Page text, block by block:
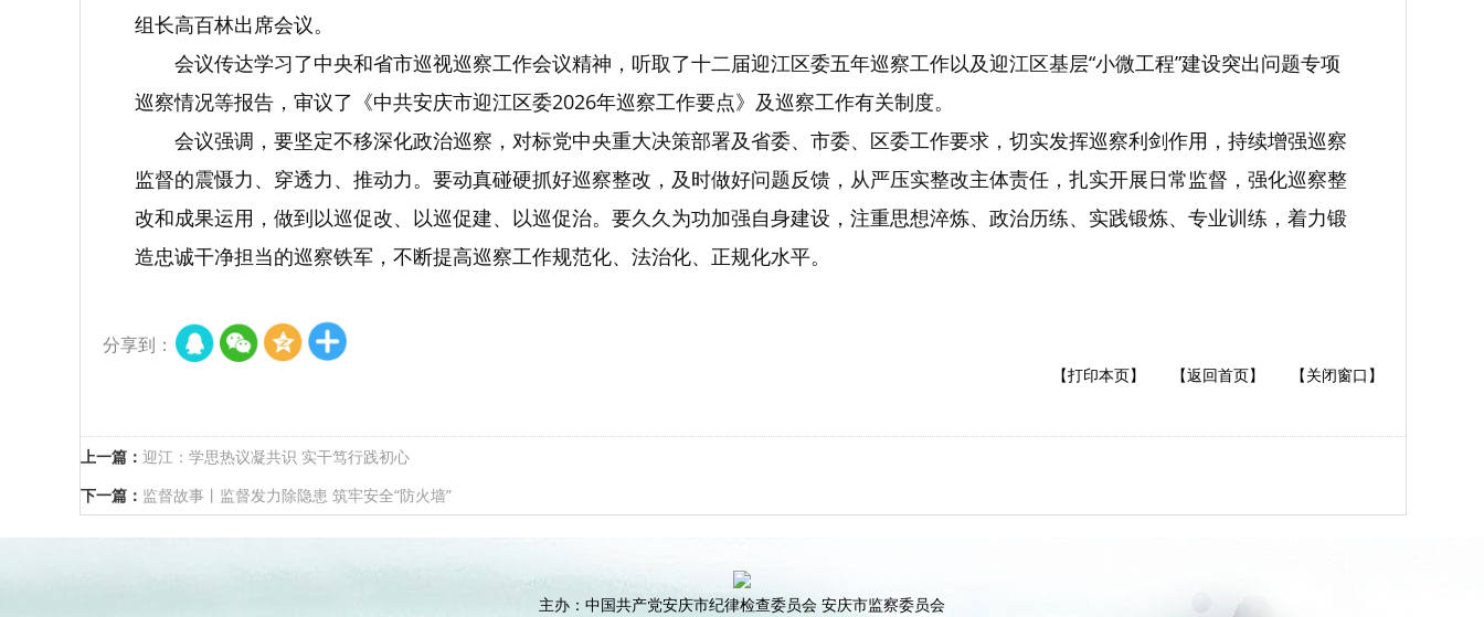
组长高百林出席会议。
会议传达学习了中央和省市巡视巡察工作会议精神，听取了十二届迎江区委五年巡察工作以及迎江区基层“小微工程”建设突出问题专项
巡察情况等报告，审议了《中共安庆市迎江区委2026年巡察工作要点》及巡察工作有关制度。
会议强调，要坚定不移深化政治巡察，对标党中央重大决策部署及省委、市委、区委工作要求，切实发挥巡察利剑作用，持续增强巡察
监督的震慑力、穿透力、推动力。要动真碰硬抓好巡察整改，及时做好问题反馈，从严压实整改主体责任，扎实开展日常监督，强化巡察整
改和成果运用，做到以巡促改、以巡促建、以巡促治。要久久为功加强自身建设，注重思想淬炼、政治历练、实践锻炼、专业训练，着力锻
造忠诚干净担当的巡察铁军，不断提高巡察工作规范化、法治化、正规化水平。
分享到：
【打印本页】 【返回首页】 【关闭窗口】
上一篇： 迎江：学思热议凝共识 实干笃行践初心
下一篇： 监督故事丨监督发力除隐患 筑牢安全“防火墙”
主办：中国共产党安庆市纪律检查委员会 安庆市监察委员会